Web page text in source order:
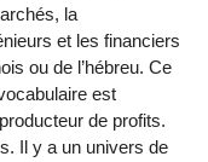
la
et les financiers
ou de l’hébreu. Ce
est
de profits.
Il y a un univers de